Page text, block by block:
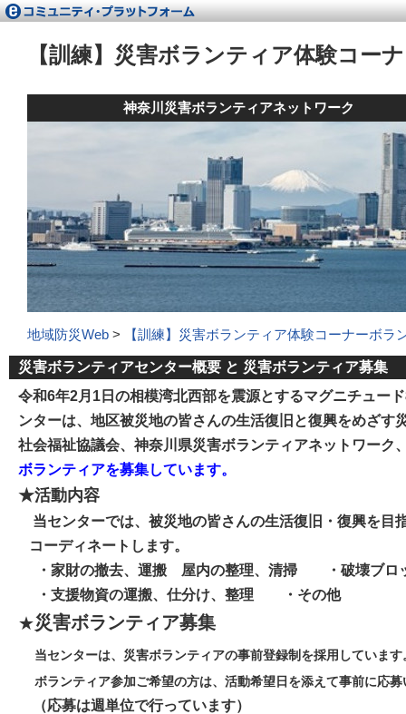
【訓練】災害ボランティア体験コー
神奈川災害ボランティアネットワーク
地域防災Web > 【訓練】災害ボランティア体験コーナーボラ
災害ボランティアセンター概要 と 災害ボランティア募集
令和6年2月1日の相模湾北西部を震源とするマグニチュー
ンターは、地区被災地の皆さんの生活復旧と復興をめざ
社会福祉協議会、神奈川県災害ボランティアネットワーク
ボランティアを募集しています。
★活動内容
当センターでは、被災地の皆さんの生活復旧・復興を目
コーディネートします。
・家財の撤去、運搬 屋内の整理、清掃 ・破壊ブロ
・支援物資の運搬、仕分け、整理 ・その他
★災害ボランティア募集
当センターは、災害ボランティアの事前登録制を採用しています
ボランティア参加ご希望の方は、活動希望日を添えて事前に応
（応募は週単位で行っています）